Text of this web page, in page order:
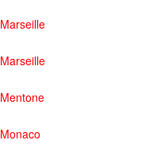
Marseille
Marseille
Mentone
Monaco